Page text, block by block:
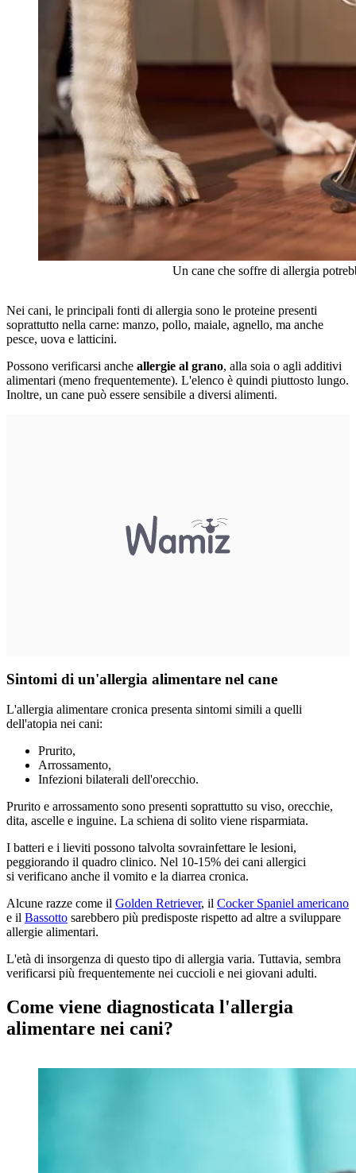
Un cane che soffre di allergia
Nei cani, le principali fonti di allergia sono le proteine presenti
soprattutto nella carne: manzo, pollo, maiale, agnello, ma anche
pesce, uova e latticini.
Possono verificarsi anche allergie al grano, alla soia o agli additivi
alimentari (meno frequentemente). L'elenco è quindi piuttosto lungo.
Inoltre, un cane può essere sensibile a diversi alimenti.
Sintomi di un'allergia alimentare nel cane
L'allergia alimentare cronica presenta sintomi simili a quelli
dell'atopia nei cani:
Prurito,
Arrossamento,
Infezioni bilaterali dell'orecchio.
Prurito e arrossamento sono presenti soprattutto su viso, orecchie,
dita, ascelle e inguine. La schiena di solito viene risparmiata.
I batteri e i lieviti possono talvolta sovrainfettare le lesioni,
peggiorando il quadro clinico. Nel 10-15% dei cani allergici
si verificano anche il vomito e la diarrea cronica.
Alcune razze come il Golden Retriever, il Cocker Spaniel americano
e il Bassotto sarebbero più predisposte rispetto ad altre a sviluppare
allergie alimentari.
L'età di insorgenza di questo tipo di allergia varia. Tuttavia, sembra
verificarsi più frequentemente nei cuccioli e nei giovani adulti.
Come viene diagnosticata l'allergia
alimentare nei cani?